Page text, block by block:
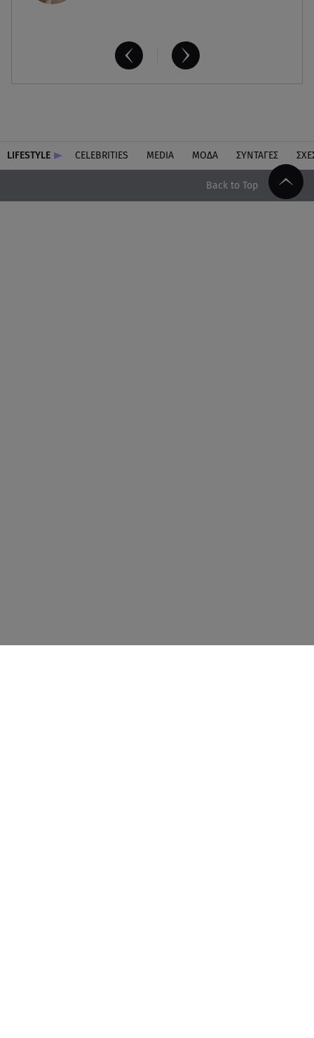
LIFESTYLE CELEBRITIES MEDIA ΜΟΔΑ ΣΥΝΤΑΓΕΣ
Back to Top